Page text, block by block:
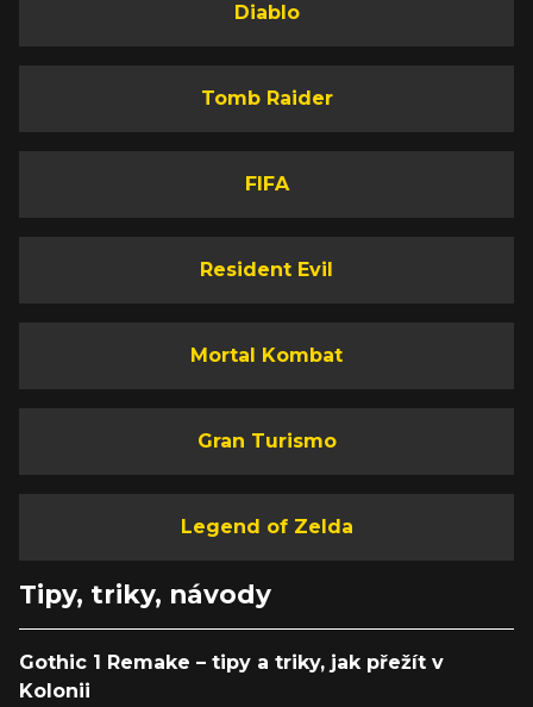
Diablo
Tomb Raider
FIFA
Resident Evil
Mortal Kombat
Gran Turismo
Legend of Zelda
Tipy, triky, návody
Gothic 1 Remake – tipy a triky, jak přežít v
Kolonii